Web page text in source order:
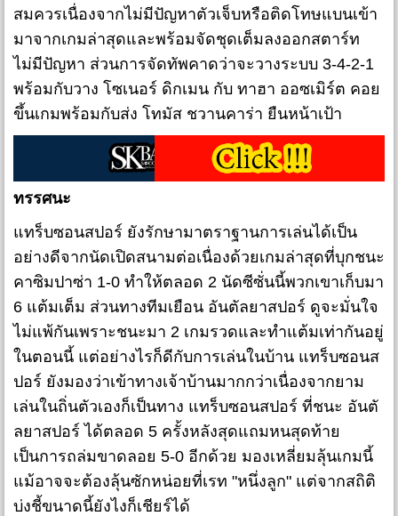
สมควรเนื่องจากไม่มีปัญหาตัวเจ็บหรือติดโทษแบนเข้า
มาจากเกมล่าสุดและพร้อมจัดชุดเต็มลงออกสตาร์ท
ไม่มีปัญหา ส่วนการจัดทัพคาดว่าจะวางระบบ 3-4-2-1
พร้อมกับวาง โซเนอร์ ดิกเมน กับ ทาฮา ออซเมิร์ต คอย
ขึ้นเกมพร้อมกับส่ง โทมัส ชวานคาร่า ยืนหน้าเป้า
ทรรศนะ
แทร็บซอนสปอร์ ยังรักษามาตราฐานการเล่นได้เป็น
อย่างดีจากนัดเปิดสนามต่อเนื่องด้วยเกมล่าสุดที่บุกชนะ
คาซิมปาซ่า 1-0 ทำให้ตลอด 2 นัดซีซั่นนี้พวกเขาเก็บมา
6 แต้มเต็ม ส่วนทางทีมเยือน อันตัลยาสปอร์ ดูจะมั่นใจ
ไม่แพ้กันเพราะชนะมา 2 เกมรวดและทำแต้มเท่ากันอยู่
ในตอนนี้ แต่อย่างไรก็ดีกับการเล่นในบ้าน แทร็บซอนส
ปอร์ ยังมองว่าเข้าทางเจ้าบ้านมากกว่าเนื่องจากยาม
เล่นในถิ่นตัวเองก็เป็นทาง แทร็บซอนสปอร์ ที่ชนะ อันตั
ลยาสปอร์ ได้ตลอด 5 ครั้งหลังสุดแถมหนสุดท้าย
เป็นการถล่มขาดลอย 5-0 อีกด้วย มองเหลี่ยมลุ้นเกมนี้
แม้อาจจะต้องลุ้นซักหน่อยที่เรท "หนึ่งลูก" แต่จากสถิติ
บ่งชี้ขนาดนี้ยังไงก็เชียร์ได้